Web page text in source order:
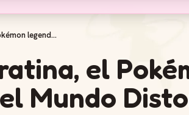
legend...
el
Mundo